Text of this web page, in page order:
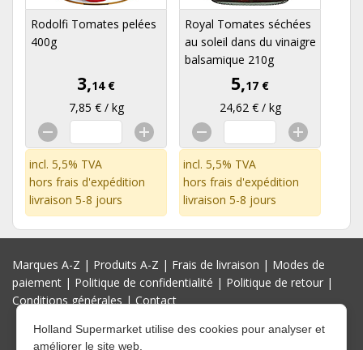
Rodolfi Tomates pelées
400g
3,14 €
7,85 € / kg
incl. 5,5% TVA
hors frais d'expédition
livraison 5-8 jours
Royal Tomates séchées
au soleil dans du vinaigre
balsamique 210g
5,17 €
24,62 € / kg
incl. 5,5% TVA
hors frais d'expédition
livraison 5-8 jours
Marques A-Z | Produits A-Z | Frais de livraison | Modes de
paiement | Politique de confidentialité | Politique de retour |
Conditions générales|Contact
Holland Supermarket utilise des cookies pour analyser et
améliorer le site web.